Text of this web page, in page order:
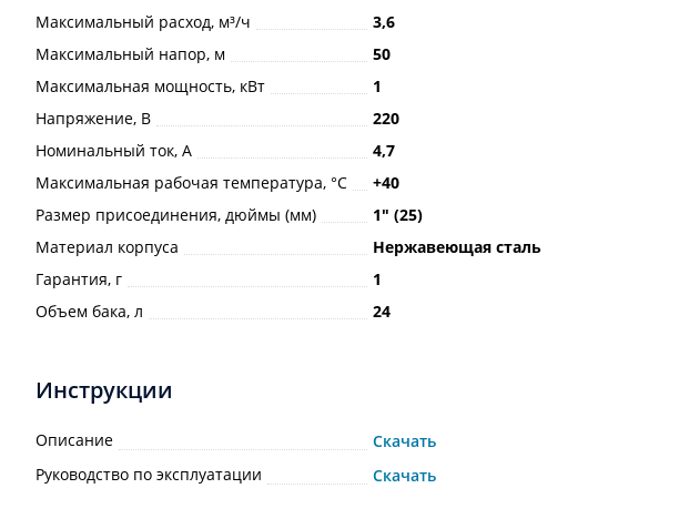
Максимальный расход, м³/ч
3,6
Максимальный напор, м
50
Максимальная мощность, кВт
1
Напряжение, В
220
Номинальный ток, А
4,7
Максимальная рабочая температура, °С
+40
Размер присоединения, дюймы (мм)
1ʺ (25)
Материал корпуса
Нержавеющая сталь
Гарантия, г
1
Объем бака, л
24
Инструкции
Описание
Скачать
Руководство по эксплуатации
Скачать